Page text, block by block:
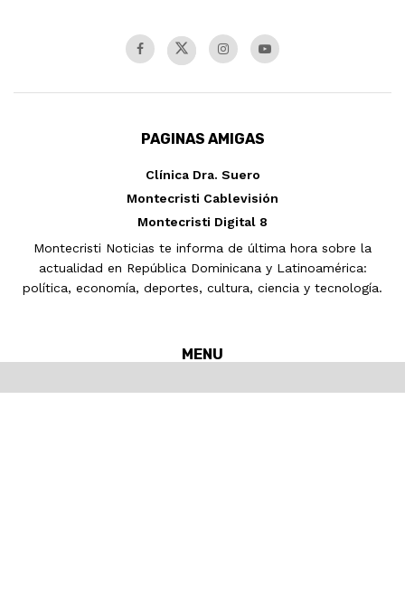
PAGINAS AMIGAS
Clínica Dra. Suero
Montecristi Cablevisión
Montecristi Digital 8
Montecristi Noticias te informa de última hora sobre la
actualidad en República Dominicana y Latinoamérica:
política, economía, deportes, cultura, ciencia y tecnología.
MENU
Inicio